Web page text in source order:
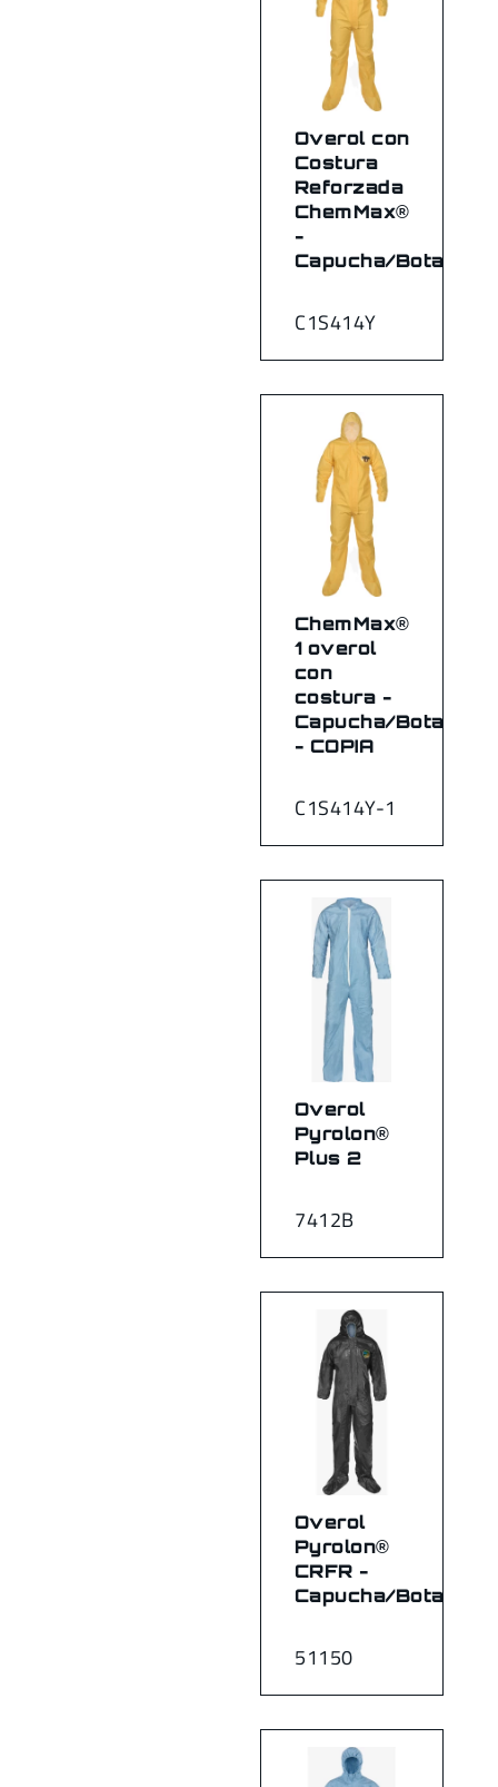
C1S414Y
Overol con
Costura
Reforzada
ChemMax®
-
Capucha/Botas
C1S414Y-1
ChemMax®
1 overol
con
costura -
Capucha/Botas
- COPIA
7412B
Overol
Pyrolon®
Plus 2
51150
Overol
Pyrolon®
CRFR -
Capucha/Botas